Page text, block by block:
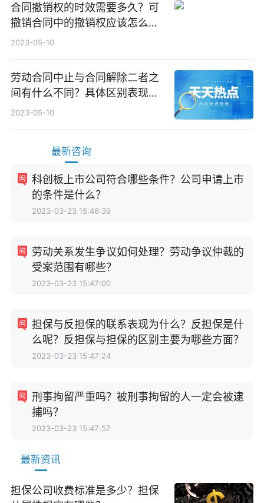
合同撤销权的时效需要多久？可
撤销合同中的撤销权应该怎么行
使？
2023-05-10
劳动合同中止与合同解除二者之
间有什么不同？具体区别表现有
哪些？
2023-05-10
最新咨询
科创板上市公司符合哪些条件？公司申请上市
的条件是什么？
2023-03-23 15:46:39
劳动关系发生争议如何处理？劳动争议仲裁的
受案范围有哪些？
2023-03-23 15:47:00
担保与反担保的联系表现为什么？反担保是什
么呢？反担保与担保的区别主要为哪些方面？
2023-03-23 15:47:24
刑事拘留严重吗？被刑事拘留的人一定会被逮
捕吗？
2023-03-23 15:47:57
最新资讯
担保公司收费标准是多少？担保